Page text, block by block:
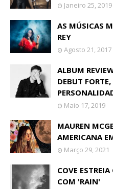
Janeiro 25, 2019
AS MÚSICAS
REY
Agosto 21, 2017
ALBUM
DEBUT
Maio 17, 2019
MAUREN
AMERICANA
Março 29, 2021
COVE
COM 'RAIN'